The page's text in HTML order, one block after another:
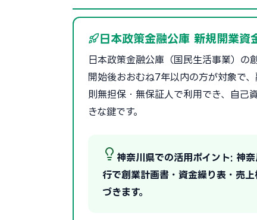
日本政策金融公庫 新規開業資
日本政策金融公庫（国民生活事業）の
開始後おおむね7年以内の方が対象で
則無担保・無保証人で利用でき、自己
きな鍵です。
神奈川県での活用ポイント: 神
行で創業計画書・資金繰り表・売
づきます。